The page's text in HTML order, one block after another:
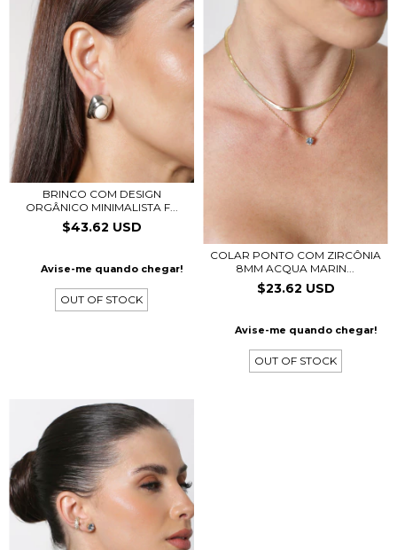
BRINCO COM DESIGN
ORGÂNICO MINIMALISTA F...
$43.62 USD
Avise-me quando chegar!
OUT OF STOCK
COLAR PONTO COM ZIRCÔNIA
8MM ACQUA MARIN...
$23.62 USD
Avise-me quando chegar!
OUT OF STOCK